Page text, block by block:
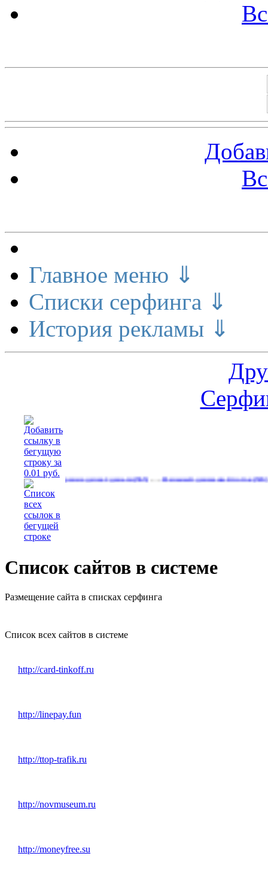
Главное меню ⇓
Списки серфинга ⇓
История рекламы ⇓
Расширение делает деньги(565)…Реальный денежный поток(593)…
Список сайтов в системе
Размещение сайта в списках серфинга
Список всех сайтов в системе
http://card-tinkoff.ru
http://linepay.fun
http://ttop-trafik.ru
http://novmuseum.ru
http://moneyfree.su